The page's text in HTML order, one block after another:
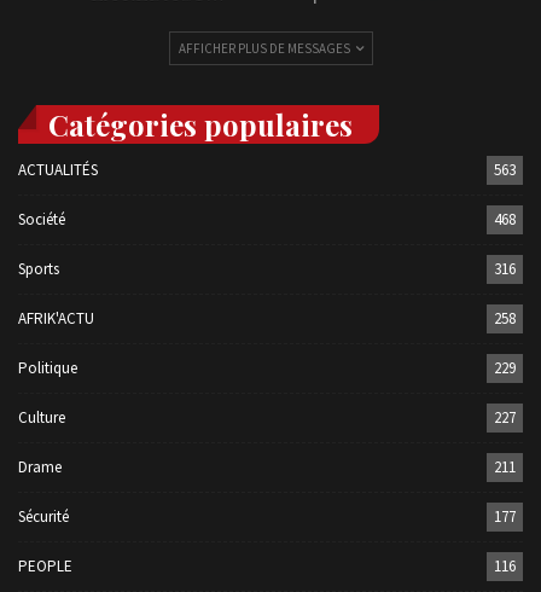
AFFICHER PLUS DE MESSAGES
Catégories populaires
ACTUALITÉS 563
Société 468
Sports 316
AFRIK'ACTU 258
Politique 229
Culture 227
Drame 211
Sécurité 177
PEOPLE 116